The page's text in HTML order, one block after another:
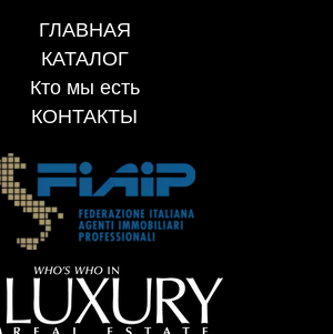
ГЛАВНАЯ
КАТАЛОГ
Кто мы есть
КОНТАКТЫ